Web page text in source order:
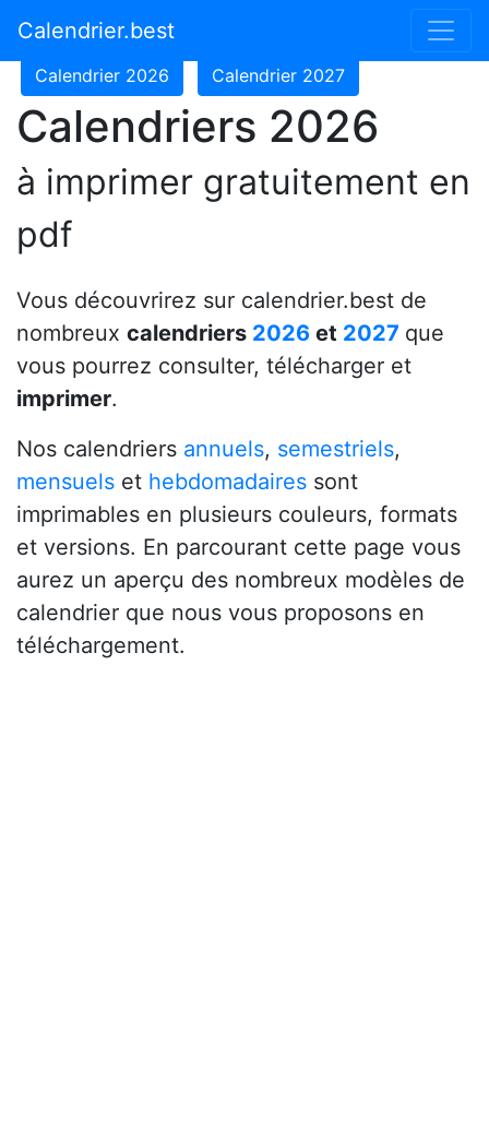
Calendrier.best
Calendrier 2024
Calendrier 2026 Calendrier 2027
Calendriers 2026
à imprimer gratuitement en
pdf
Vous découvrirez sur calendrier.best de
nombreux calendriers 2026 et 2027 que
vous pourrez consulter, télécharger et
imprimer.
Nos calendriers annuels, semestriels,
mensuels et hebdomadaires sont
imprimables en plusieurs couleurs, formats
et versions. En parcourant cette page vous
aurez un aperçu des nombreux modèles de
calendrier que nous vous proposons en
téléchargement.